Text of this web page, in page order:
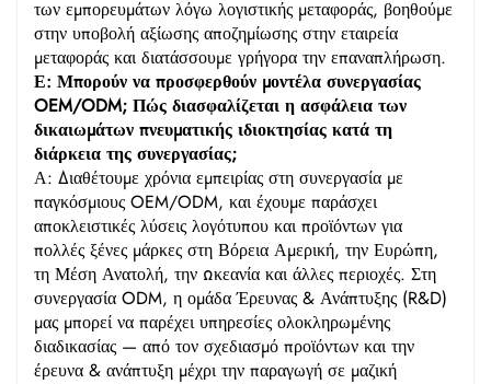
των εμπορευμάτων λόγω λογιστικής μεταφοράς, βοηθούμε
στην υποβολή αξίωσης αποζημίωσης στην εταιρεία
μεταφοράς και διατάσσουμε γρήγορα την επαναπλήρωση.
Ε: Μπορούν να προσφερθούν μοντέλα συνεργασίας
OEM/ODM; Πώς διασφαλίζεται η ασφάλεια των
δικαιωμάτων πνευματικής ιδιοκτησίας κατά τη
διάρκεια της συνεργασίας;
Α: Διαθέτουμε χρόνια εμπειρίας στη συνεργασία με
παγκόσμιους OEM/ODM, και έχουμε παράσχει
αποκλειστικές λύσεις λογότυπου και προϊόντων για
πολλές ξένες μάρκες στη Βόρεια Αμερική, την Ευρώπη,
τη Μέση Ανατολή, την Ωκεανία και άλλες περιοχές. Στη
συνεργασία ODM, η ομάδα Έρευνας & Ανάπτυξης (R&D)
μας μπορεί να παρέχει υπηρεσίες ολοκληρωμένης
διαδικασίας — από τον σχεδιασμό προϊόντων και την
έρευνα & ανάπτυξη μέχρι την παραγωγή σε μαζική